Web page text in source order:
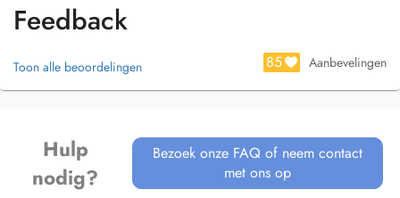
Feedback
Toon alle beoordelingen 85 Aanbevelingen
Hulp
nodig?
Bezoek onze FAQ of neem contact
met ons op